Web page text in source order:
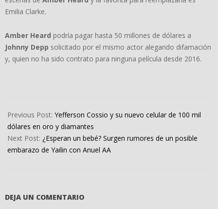
Emilia Clarke.
Amber Heard podría pagar hasta 50 millones de dólares a
Johnny Depp solicitado por el mismo actor alegando difamación
y, quien no ha sido contrato para ninguna película desde 2016.
05-
03
Previous Post: Yefferson Cossio y su nuevo celular de 100 mil
dólares en oro y diamantes
Next Post: ¿Esperan un bebé? Surgen rumores de un posible
embarazo de Yailin con Anuel AA
DEJA UN COMENTARIO